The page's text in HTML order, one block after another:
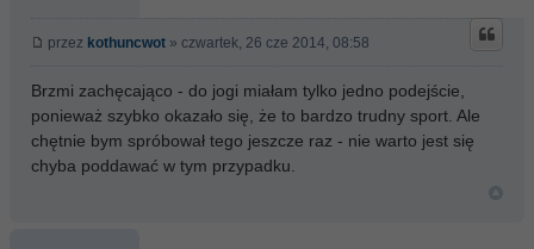
przez kothuncwot » czwartek, 26 cze 2014, 08:58
Brzmi zachęcająco - do jogi miałam tylko jedno podejście,
ponieważ szybko okazało się, że to bardzo trudny sport. Ale
chętnie bym spróbował tego jeszcze raz - nie warto jest się
chyba poddawać w tym przypadku.